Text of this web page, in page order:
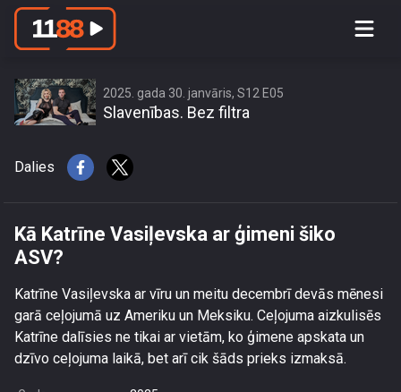
Kā Katrīne Vasiļevska ar ģimeni šiko
2025. gada 30. janvāris, S12 E05
Slavenības. Bez filtra
Dalies
Kā Katrīne Vasiļevska ar ģimeni šiko
ASV?
Katrīne Vasiļevska ar vīru un meitu decembrī devās mēnesi
garā ceļojumā uz Ameriku un Meksiku. Ceļojuma aizkulisēs
Katrīne dalīsies ne tikai ar vietām, ko ģimene apskata un
dzīvo ceļojuma laikā, bet arī cik šāds prieks izmaksā.